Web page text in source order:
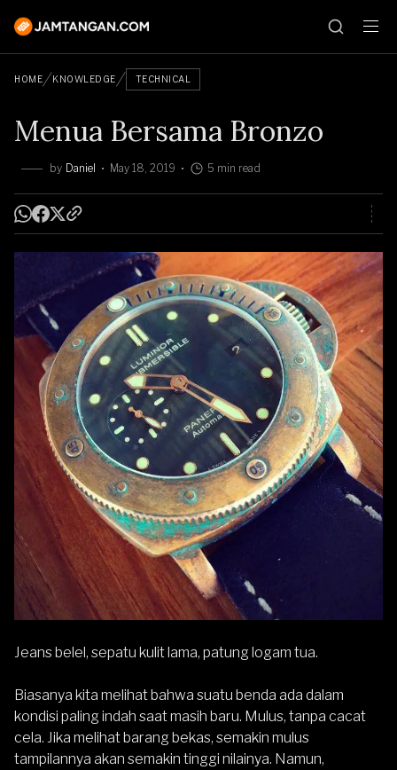
HOME KNOWLEDGE TECHNICAL
Menua Bersama Bronzo
by Daniel May 18, 2019 5 min read
Jeans belel, sepatu kulit lama, patung logam tua.
Biasanya kita melihat bahwa suatu benda ada dalam
kondisi paling indah saat masih baru. Mulus, tanpa cacat
cela. Jika melihat barang bekas, semakin mulus
tampilannya akan semakin tinggi nilainya. Namun,